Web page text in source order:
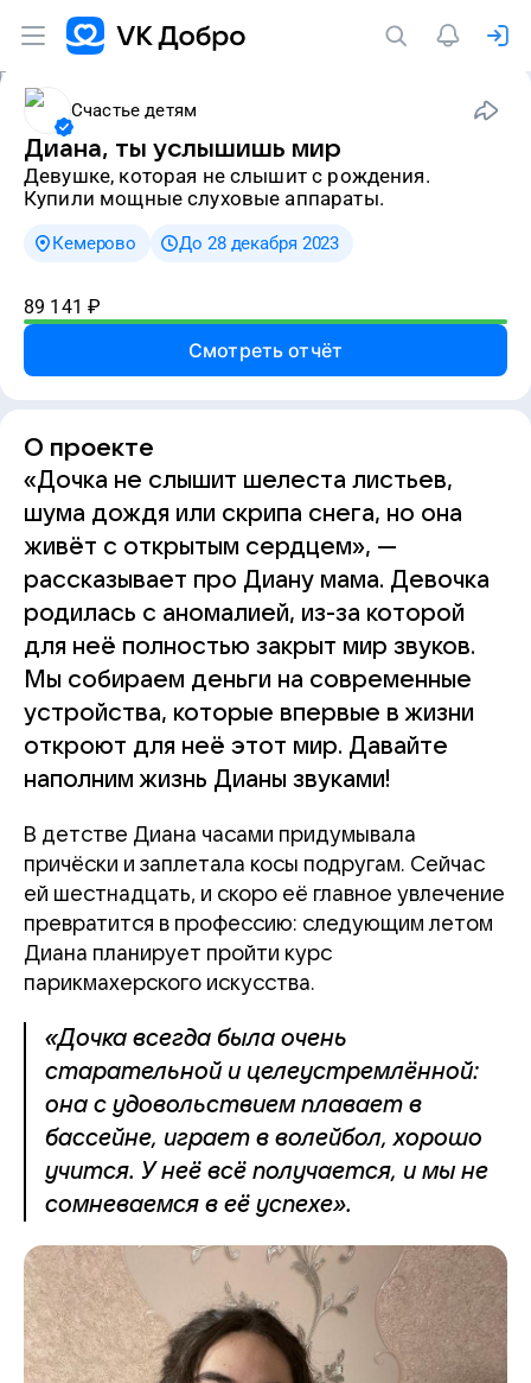
Счастье детям
Диана, ты услышишь мир
девушке, которая не слышит с рождения.
Купили мощные слуховые аппараты.
Кемерово До 28 декабря 2023
89 141 ₽
Смотреть отчёт
О проекте
«Дочка не слышит шелеста листьев,
шума дождя или скрипа снега, но она
живёт с открытым сердцем», —
рассказывает про Диану мама. Девочка
родилась с аномалией, из-за которой
для неё полностью закрыт мир звуков.
Мы собираем деньги на современные
устройства, которые впервые в жизни
откроют для неё этот мир. Давайте
наполним жизнь Дианы звуками!
В детстве Диана часами придумывала
причёски и заплетала косы подругам. Сейчас
ей шестнадцать, и скоро её главное увлечение
превратится в профессию: следующим летом
Диана планирует пройти курс
парикмахерского искусства.
«Дочка всегда была очень
старательной и целеустремлённой:
она с удовольствием плавает в
бассейне, играет в волейбол, хорошо
учится. У неё всё получается, и мы не
сомневаемся в её успехе».